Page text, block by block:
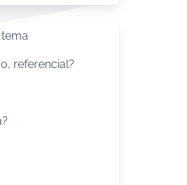
referencial?